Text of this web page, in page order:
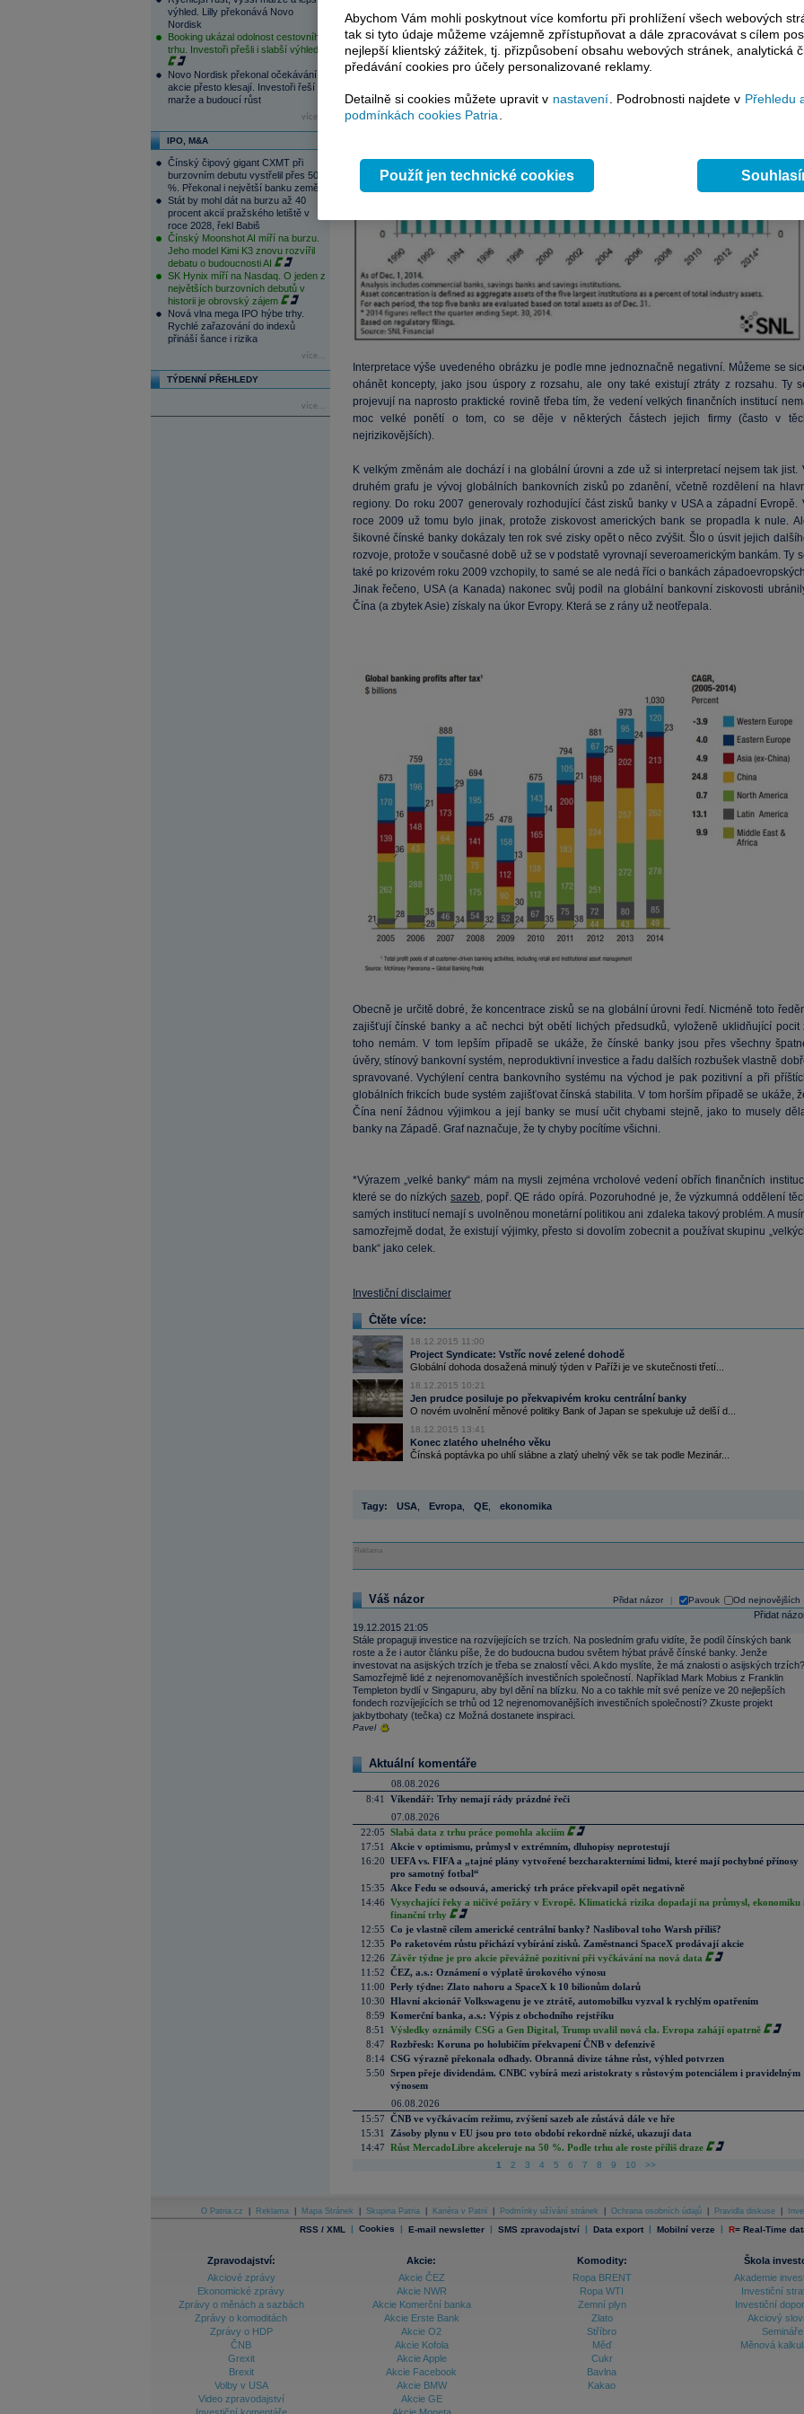
výhled. Lilly překonává Novo
Nordisk
Booking ukázal odolnost cestovního
trhu. Investoři přešli i slabší výhled
Novo Nordisk překonal očekávání,
akcie přesto klesají. Investoři řeší
marže a budoucí růst
více...
IPO, M&A
Čínský čipový gigant CXMT při
burzovním debutu vystřelil přes 500
%. Překonal i největší banku země
Stát by mohl dát na burzu až 40
procent akcií pražského letiště v
roce 2028, řekl Babiš
Čínský Moonshot AI míří na burzu.
Jeho model Kimi K3 znovu rozvířil
debatu o budoucnosti AI
SK Hynix míří na Nasdaq. O jeden z
největších burzovních debutů v
historii je obrovský zájem
Nová vlna mega IPO hýbe trhy.
Rychlé zařazování do indexů
přináší šance i rizika
více...
TÝDENNÍ PŘEHLEDY
více...
Interpretace výše uvedeného obrázku je podle mne jednoznačně negativní. Můžeme se
ohánět koncepty, jako jsou úspory z rozsahu, ale ony také existují ztráty z rozsahu. Ty
projevují na naprosto praktické rovině třeba tím, že vedení velkých finančních institucí
moc velké ponětí o tom, co se děje v některých částech jejich firmy (často v
nejrizikovějších).
K velkým změnám ale dochází i na globální úrovni a zde už si interpretací nejsem tak jist.
druhém grafu je vývoj globálních bankovních zisků po zdanění, včetně rozdělení na
regiony. Do roku 2007 generovaly rozhodující část zisků banky v USA a západní Evropě.
roce 2009 už tomu bylo jinak, protože ziskovost amerických bank se propadla k nule.
šikovné čínské banky dokázaly ten rok své zisky opět o něco zvýšit. Šlo o úsvit jejich
rozvoje, protože v současné době už se v podstatě vyrovnají severoamerickým bankám. Ty
také po krizovém roku 2009 vzchopily, to samé se ale nedá říci o bankách
Jinak řečeno, USA (a Kanada) nakonec svůj podíl na globální bankovní ziskovosti
Čína (a zbytek Asie) získaly na úkor Evropy. Která se z rány už neotřepala.
Obecně je určitě dobré, že koncentrace zisků se na globální úrovni ředí. Nicméně toto
zajišťují čínské banky a ač nechci být obětí lichých předsudků, vyloženě uklidňující pocit
toho nemám. V tom lepším případě se ukáže, že čínské banky jsou přes všechny
úvěry, stínový bankovní systém, neproduktivní investice a řadu dalších rozbušek vlastně
spravované. Vychýlení centra bankovního systému na východ je pak pozitivní a při
globálních frikcích bude systém zajišťovat čínská stabilita. V tom horším případě se ukáže,
Čína není žádnou výjimkou a její banky se musí učit chybami stejně, jako to musely
banky na Západě. Graf naznačuje, že ty chyby pocítíme všichni.
*Výrazem „velké banky“ mám na mysli zejména vrcholové vedení obřích finančních
které se do nízkýchsazeb, popř. QE rádo opírá. Pozoruhodné je, že výzkumná oddělení
samých institucí nemají s uvolněnou monetární politikou ani zdaleka takový problém. A
samozřejmě dodat, že existují výjimky, přesto si dovolím zobecnit a používat skupinu
bank“ jako celek.
Investiční disclaimer
Čtěte více:
18.12.2015 11:00
Project Syndicate: Vstříc nové zelené dohodě
Globální dohoda dosažená minulý týden v Paříži je ve skutečnosti třetí...
18.12.2015 10:21
Jen prudce posiluje po překvapivém kroku centrální banky
O novém uvolnění měnové politiky Bank of Japan se spekuluje už delší d...
18.12.2015 13:41
Konec zlatého uhelného věku
Čínská poptávka po uhlí slábne a zlatý uhelný věk se tak podle Mezinár...
Tagy: USA Evropa, QE, ekonomika
Reklama
Přidat názor Pavouk Od nejnovějších
Váš názor
Přidat
19.12.2015 21:05
Stále propaguji investice na rozvíjejících se trzích. Na posledním grafu vidíte, že podíl čínských bank
roste a že i autor článku píše, že do budoucna budou světem hýbat právě čínské banky. Jenže
investovat na asijských trzích je třeba se znalostí věci. A kdo myslíte, že má znalosti o asijských trzích?
Samozřejmě lidé z nejrenomovanějších investičních společností. Například Mark Mobius z Franklin
Templeton bydlí v Singapuru, aby byl dění na blízku. No a co takhle mít své peníze ve 20 nejlepších
fondech rozvíjejících se trhů od 12 nejrenomovanějších investičních společností? Zkuste projekt
jakbytbohaty (tečka) cz Možná dostanete inspiraci.
Pavel
Aktuální komentáře
08.08.2026
8:41
Víkendář: Trhy nemají rády prázdné řeči
07.08.2026
22:05 Slabá data z trhu práce pomohla akciím
17:51
Akcie v optimismu, průmysl v extrémním, dluhopisy neprotestují
16:20 UEFA vs. FIFA a „tajné plány vytvořené bezcharakterními lidmi, které mají pochybné přínosy
pro samotný fotbal“
15:35
Akce Fedu se odsouvá, americký trh práce překvapil opět negativně
14:46 Vysychající řeky a ničivé požáry v Evropě. Klimatická rizika dopadají na průmysl, ekonomiku
finanční trhy
12:55 Co je vlastně cílem americké centrální banky? Nasliboval toho Warsh příliš?
12:35 Po raketovém růstu přichází vybírání zisků. Zaměstnanci SpaceX prodávají akcie
12:26
Závěr týdne je pro akcie převážně pozitivní při vyčkávání na nová data
11:52 ČEZ, a.s.: Oznámení o výplatě úrokového výnosu
11:00 Perly týdne: Zlato nahoru a SpaceX k 10 bilionům dolarů
10:30 Hlavní akcionář Volkswagenu je ve ztrátě, automobilku vyzval k rychlým opatřením
8:59 Komerční banka, a.s.: Výpis z obchodního rejstříku
8:51
Výsledky oznámily CSG a Gen Digital, Trump uvalil nová cla. Evropa zahájí opatrně
8:47 Rozbřesk: Koruna po holubičím překvapení ČNB v defenzivě
8:14 CSG výrazně překonala odhady. Obranná divize táhne růst, výhled potvrzen
5:50 Srpen přeje dividendám. CNBC vybírá mezi aristokraty s růstovým potenciálem i pravidelným
výnosem
06.08.2026
15:57 ČNB ve vyčkávacím režimu, zvýšení sazeb ale zůstává dále ve hře
15:31
Zásoby plynu v EU jsou pro toto období rekordně nízké, ukazují data
14:47 Růst MercadoLibre akceleruje na 50 %. Podle trhu ale roste příliš draze
1 2 3 4 5 6 7 8 9 10 >>
O Patria.cz Reklama Mapa Stránek Skupina Patria Kariéra v Patrii Podmínky užívání stránek Ochrana osobních údajů Pravidla diskuse
RSS / XML | Cookies | E-mail newsletter | SMS zpravodajství | Data export | Mobilní verze | R= Real-Time
Zpravodajství:
Akciové zprávy
Ekonomické zprávy
Zprávy o měnách a sazbách
Zprávy o komoditách
Zprávy o HDP
ČNB
Grexit
Brexit
Volby v USA
Video zpravodajství
Akcie:
Akcie ČEZ
Akcie NWR
Akcie Komerční banka
Akcie Erste Bank
Akcie O2
Akcie Kofola
Akcie Apple
Akcie Facebook
Akcie BMW
Akcie GE
Komodity:
Ropa BRENT
Ropa WTI
Zemní plyn
Zlato
Stříbro
Měď
Cukr
Bavlna
Kakao
Škola
Akademie
Investiční
Investiční
Akciový
Semináře
Měnová
Abychom Vám mohli poskytnout více komfortu při prohlížení všech webových
tak si tyto údaje můžeme vzájemně zpřístupňovat a dále zpracovávat s cílem
nejlepší klientský zážitek, tj. přizpůsobení obsahu webových stránek, analytická
předávání cookies pro účely personalizované reklamy.
Detailně si cookies můžete upravit v nastavení . Podrobnosti najdete v Přehledu
podmínkách cookies Patria
Použít jen technické cookies